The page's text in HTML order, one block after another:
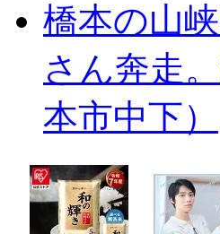
橋本の山
さん奔走
本市中下）